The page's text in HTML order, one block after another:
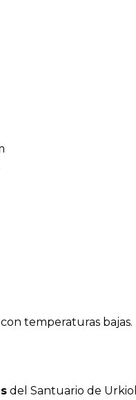
temperaturas bajas.
del Santuario de